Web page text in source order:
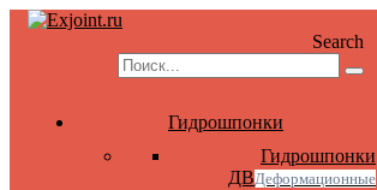
Search
Гидрошпонки
Гидрошпонки
ДВДеформационные